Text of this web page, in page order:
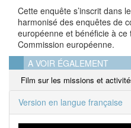
Cette enquête s’inscrit dans
harmonisé des enquêtes de
européenne et bénéficie à
Commission européenne.
A VOIR ÉGALEMENT
Film sur les missions et
Version en langue française